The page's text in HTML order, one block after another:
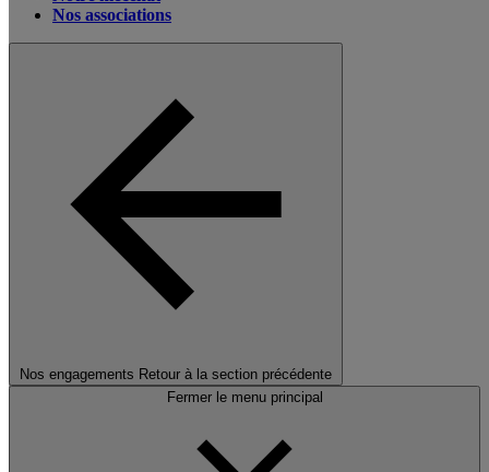
Nos associations
Nos engagements Retour à la section précédente
Fermer le menu principal